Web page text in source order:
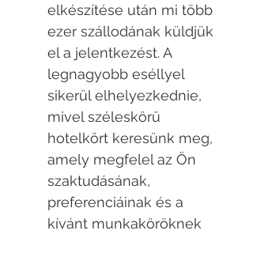
elkészítése után mi több
ezer szállodának küldjük
el a jelentkezést. A
legnagyobb eséllyel
sikerül elhelyezkednie,
mivel széleskörű
hotelkört keresünk meg,
amely megfelel az Ön
szaktudásának,
preferenciáinak és a
kívánt munkaköröknek